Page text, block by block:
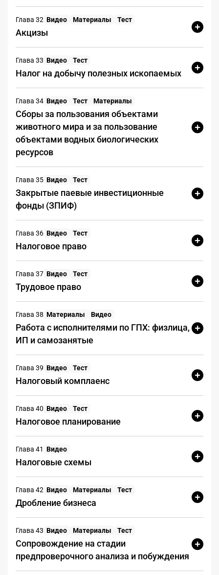
2. Финансовая и отчётная
год:
0 рублей
Среднесписочная численность:
1 человек
Система налогообложения:
6%
Отчётность: непредставление в
течение 12 месяцев
3. Открытые источники и
Сайт компании:
Телефон:указан только
мобильный телефон
Адрес электронной почты:
Упоминания в СМИ:
4. Дополнительные сведения
Лицензии и допуски СРО:
отсутствуют
Завершённые проекты:
данных о выполненных работах
Условия оплаты:
предоплата
Страхование ответственности:
не оформлено
Кликайте по подозрительным фактам в
Риски: 0 / 13
Проверить ответы
Глава 32 Видео Материалы Тест
Акцизы
Глава 33 Видео Тест
Налог на добычу полезных ископаемых
Глава 34 Видео Тест Материалы
Сборы за пользования объектами
животного мира и за пользование
объектами водных биологических
ресурсов
Глава 35 Видео Тест
Закрытые паевые инвестиционные
фонды (ЗПИФ)
Глава 36 Видео Тест
Налоговое право
Глава 37 Видео Тест
Трудовое право
Глава 38 Материалы Видео
Работа с исполнителями по ГПХ: физлица,
ИП и самозанятые
Глава 39 Видео Тест
Налоговый комплаенс
Глава 40 Видео Тест
Налоговое планирование
Глава 41 Видео
Налоговые схемы
Глава 42 Видео Материалы Тест
Дробление бизнеса
Глава 43 Видео Материалы Тест
Сопровождение на стадии
предпроверочного анализа и побуждения